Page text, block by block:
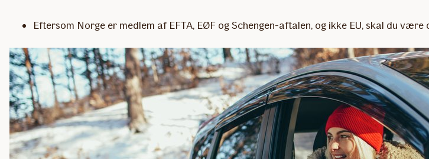
Eftersom Norge er medlem af EFTA, EØF og Schengen-aftalen, og ikke EU, skal du